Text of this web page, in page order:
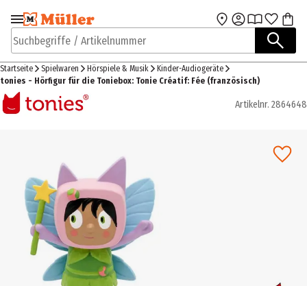
Zur Navigation
springen
Zum Hauptinhalt
Suchbegriffe / Artikelnummer
Startseite Spielwaren Hörspiele & Musik
Kinder-Audiogeräte
tonies - Hörfigur für die Toniebox: Tonie Créatif: Fée (französisch)
Artikelnr. 2864648